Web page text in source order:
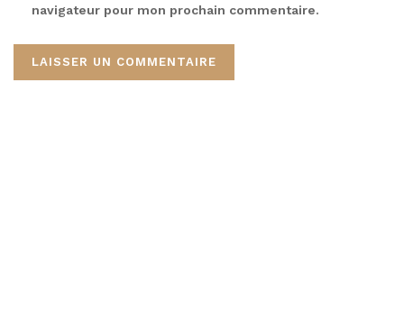
navigateur pour mon prochain commentaire.